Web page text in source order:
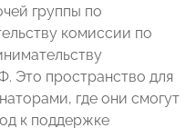
группы по
комиссии по
Это пространство для
где они смогут
к поддержке